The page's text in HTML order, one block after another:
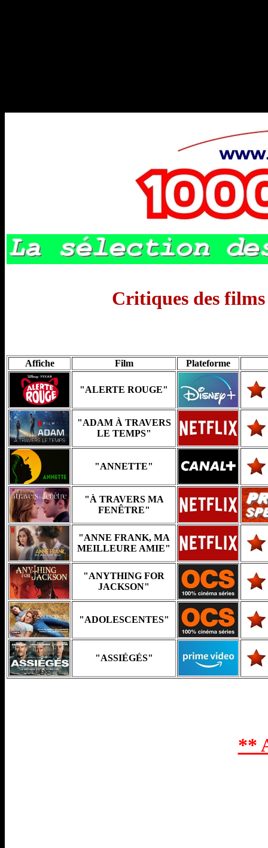
Critiques des
Affiche Film Plateforme
"ALERTE ROUGE"
"ADAM À TRAVERS
LE TEMPS"
"ANNETTE"
"À TRAVERS MA
FENÊTRE"
"ANNE FRANK, MA
MEILLEURE AMIE"
"ANYTHING FOR
JACKSON"
"ADOLESCENTES"
"ASSIÉGÉS"
**